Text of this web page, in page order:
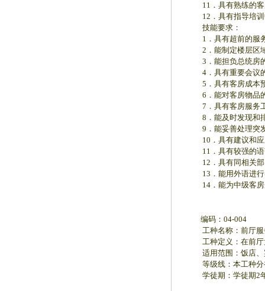
11．具有熟练的客
12．具有指导培训
技能要求：
1．具有超前的服务
2．能制定楼层区域
3．能担负总统房的
4．具有重要会议的
5．具有客房成本预
6．能对客房物品的
7．具有客房服务工
8．能及时发现和排
9．能妥善处理突发
10．具有建议和应
11．具有较强的语
12．具有同相关部
13．能用外语进行
14．能为中级客房
编码：04-004
工种名称：前厅服
工种定义：在前厅
适用范围：饭店、
等级线：本工种分
学徒期：学徒期2年